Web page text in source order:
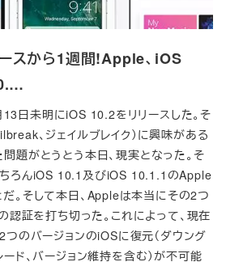
スから1週間!Apple、iOS
日未明にiOS 10.2をリリースした。そ
、ジェイルブレイク）に興味がある
題がとうとう本日、現実となった。そ
ちろんiOS 10.1及びiOS 10.1.1のApple
。そして本日、Appleは本当にその2つ
認証を打ち切った。これによって、現在
つのバージョンのiOSに復元（ダウング
ード、バージョン維持を含む）が不可能